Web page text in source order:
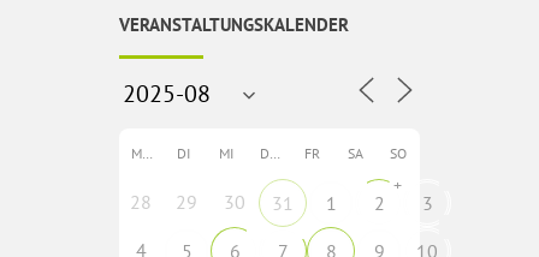
VERANSTALTUNGSKALENDER
MO DI MI DO FR SA SO
28 29 30 31 1 2
+
3
4
5 6 7 8 9 10